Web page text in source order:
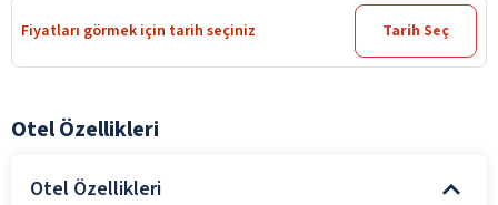
Fiyatları görmek için tarih seçiniz Tarih Seç
Otel Özellikleri
Otel Özellikleri